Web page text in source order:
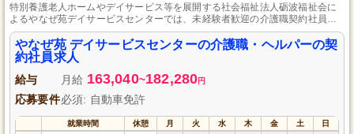
特別養護老人ホームやデイサービス等を展開する社会福祉法人砺波福祉会に
よるやなぜ苑デイサービスセンターでは、未経験者歓迎の介護職契約社員を
募集中。賞与や各種手当等の多彩な待遇と資格取得支援制度、育児や介護休
業実績があり、働きながらスキルアップやライフスタイルの変化にも対応可
能な環境が整っています。
やなぜ苑 デイサービスセンターの介護職・ヘルパーの契
約社員求人
給与 月給 163,040~182,280円
応募要件必須: 自動車免許
就業時間 休憩 月 火 水 木 金 土 日